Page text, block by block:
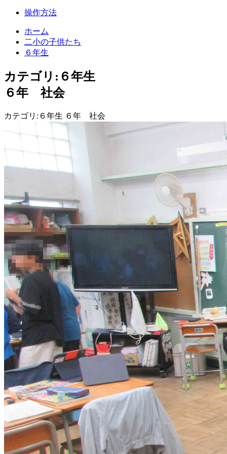
操作方法
ホーム
二小の子供たち
６年生
カテゴリ:６年生
６年 社会
カテゴリ:６年生 ６年 社会